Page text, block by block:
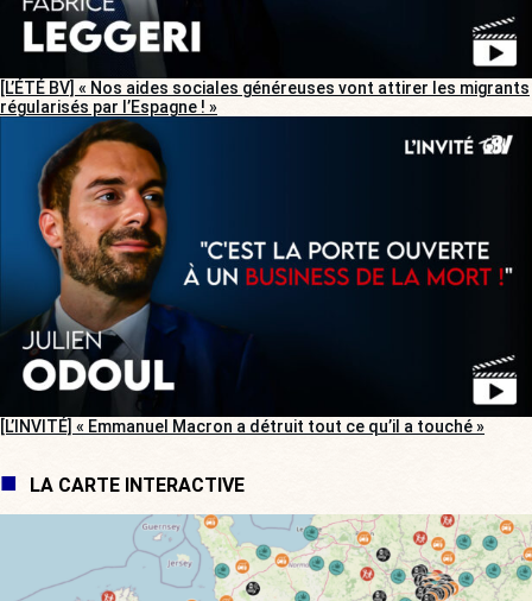
[L’ÉTÉ BV] « Nos aides sociales généreuses vont attirer les migrants
régularisés par l’Espagne ! »
[L’INVITÉ] « Emmanuel Macron a détruit tout ce qu’il a touché »
LA CARTE INTERACTIVE